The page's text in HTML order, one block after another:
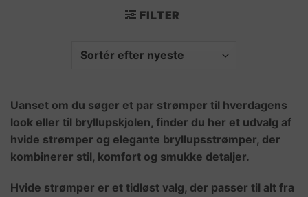
FILTER
Uanset om du søger et par strømper til hverdagens
look eller til bryllupskjolen, finder du her et udvalg af
hvide strømper og elegante bryllupsstrømper, der
kombinerer stil, komfort og smukke detaljer.
Hvide strømper er et tidløst valg, der passer til alt fra